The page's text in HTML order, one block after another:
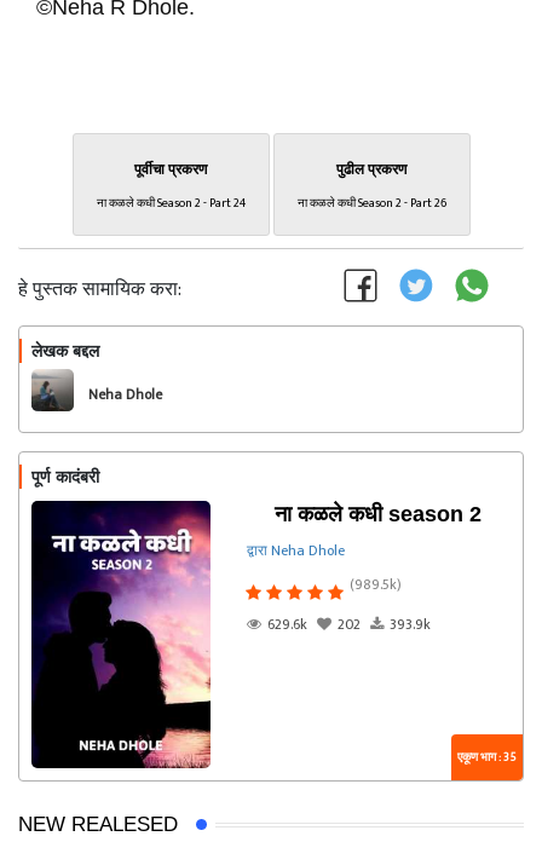
©Neha R Dhole.
पूर्वीचा प्रकरण
ना कळले कधी Season 2 - Part 24
पुढील प्रकरण
ना कळले कधी Season 2 - Part 26
हे पुस्तक सामायिक करा:
लेखक बद्दल
Neha Dhole
पूर्ण कादंबरी
ना कळले कधी season 2
द्वारा Neha Dhole
(989.5k)
629.6k
202 393.9k
एकूण भाग : 35
NEW REALESED